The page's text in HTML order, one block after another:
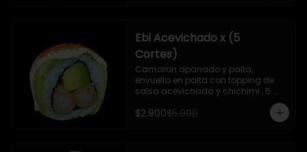
Ebi Acevichado x (5
Cortes)
Camaron apanado y palta,
envuelto en palta con topping de
salsa acevichada y chichimi , 5
unidades , incluye 1 soya de 15 ml
$2.900$5.900